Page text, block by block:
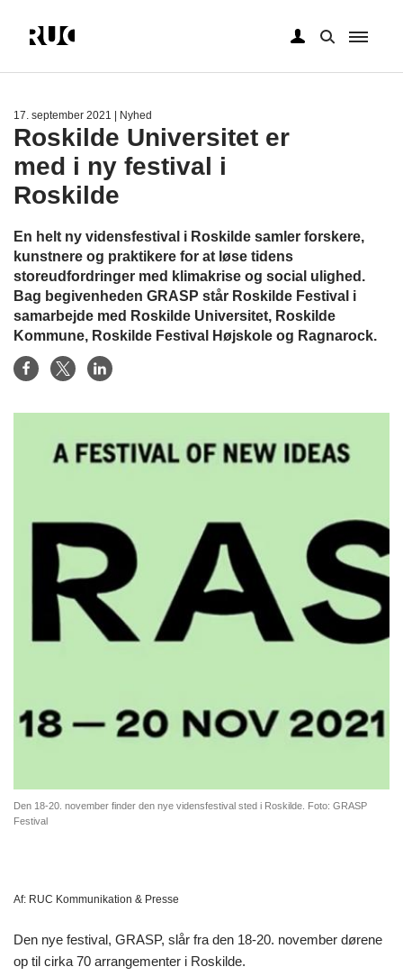
17. september 2021 | Nyhed
Roskilde Universitet er
med i ny festival i
Roskilde
En helt ny vidensfestival i Roskilde samler forskere,
kunstnere og praktikere for at løse tidens
storeudfordringer med klimakrise og social ulighed.
Bag begivenheden GRASP står Roskilde Festival i
samarbejde med Roskilde Universitet, Roskilde
Kommune, Roskilde Festival Højskole og Ragnarock.
Den 18-20. november finder den nye vidensfestival sted i Roskilde. Foto: GRASP
Festival
Af: RUC Kommunikation & Presse
Den nye festival, GRASP, slår fra den 18-20. november dørene
op til cirka 70 arrangementer i Roskilde.